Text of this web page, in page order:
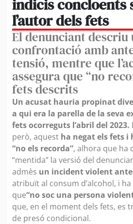
indicis concloents
l’autor dels fets
El denunciant descriu
confrontació amb
tensió, mentre que
assegura que “no
fets descrits
Un acusat hauria propinat
a qui era la parella de la seva
fets ocorreguts l’abril del 2023.
però, aquest ha negat els fets i
“no els recorda”, alhora que ha
“mentida” la versió del
admès un incident violent
atribuït al consum d’alcohol, i
que“no soc una persona
que, en el moment dels fets, es
de presó condicional.